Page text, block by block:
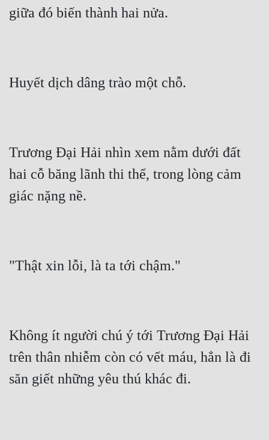
giữa đó biến thành hai nửa.
Huyết dịch dâng trào một chỗ.
Trương Đại Hải nhìn xem nằm dưới đất
hai cỗ băng lãnh thi thể, trong lòng cảm
giác nặng nề.
"Thật xin lỗi, là ta tới chậm."
Không ít người chú ý tới Trương Đại Hải
trên thân nhiễm còn có vết máu, hẳn là đi
săn giết những yêu thú khác đi.